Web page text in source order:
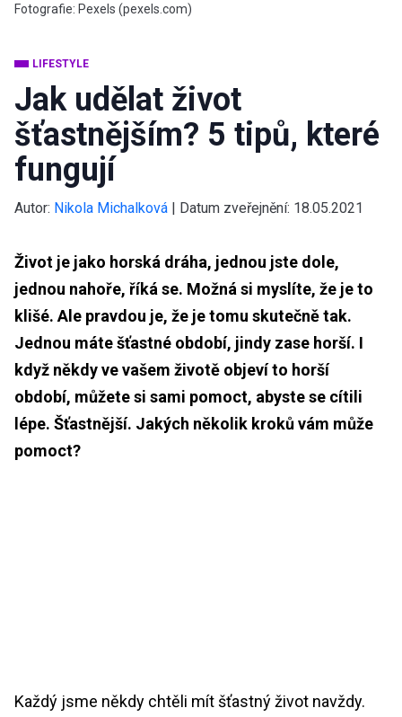
Fotografie: Pexels (pexels.com)
LIFESTYLE
Jak udělat život
šťastnějším? 5 tipů, které
fungují
Autor: Nikola Michalková | Datum zveřejnění: 18.05.2021
Život je jako horská dráha, jednou jste dole,
jednou nahoře, říká se. Možná si myslíte, že je to
klišé. Ale pravdou je, že je tomu skutečně tak.
Jednou máte šťastné období, jindy zase horší. I
když někdy ve vašem životě objeví to horší
období, můžete si sami pomoct, abyste se cítili
lépe. Šťastnější. Jakých několik kroků vám může
pomoct?
Každý jsme někdy chtěli mít šťastný život navždy.